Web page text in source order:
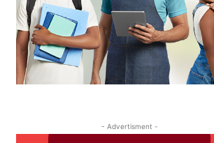
- Advertisment -